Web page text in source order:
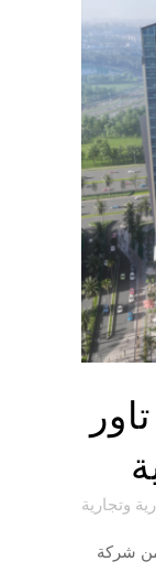
وتجارية
من شركة